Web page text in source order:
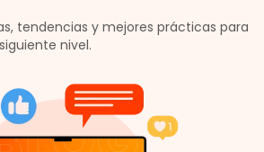
tendencias y mejores prácticas para
nivel.